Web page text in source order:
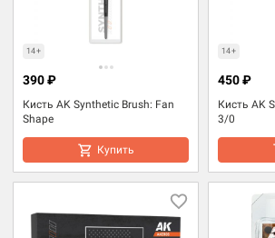
14+
Кисть AK Synthetic Brush: Fan
Shape
390 ₽
Купить
14+
Кисть AK
3/0
450 ₽